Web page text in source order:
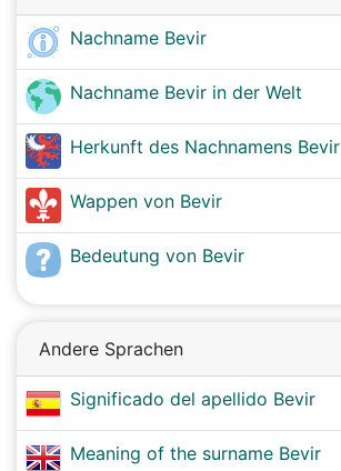
Nachname Bevir
Nachname Bevir in der Welt
Herkunft des Nachnamens Bevir
Wappen von Bevir
Bedeutung von Bevir
Andere Sprachen
Significado del apellido Bevir
Meaning of the surname Bevir